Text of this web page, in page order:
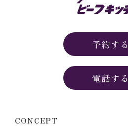
予約する
電話する
CONCEPT